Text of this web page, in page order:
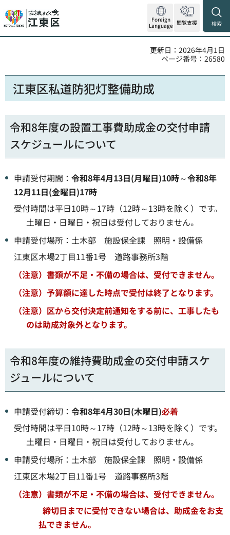
Foreign
Language 閲覧支援 検索
更新日：2026年4月1日
ページ番号：26580
江東区私道防犯灯整備助成
令和8年度の設置工事費助成金の交付申請
スケジュールについて
申請受付期間： 令和8年4月13日(月曜日)10時～令和8年
12月11日(金曜日)17時
受付時間は平日10時～17時（12時～13時を除く）です。
土曜日・日曜日・祝日は受付しておりません。
申請受付場所：土木部 施設保全課 照明・設備係
江東区木場2丁目11番1号 道路事務所3階
（注意）書類が不足・不備の場合は、受付できません。
（注意）予算額に達した時点で受付は終了となります。
（注意）区から交付決定前通知をする前に、工事したも
のは助成対象外となります。
令和8年度の維持費助成金の交付申請スケ
ジュールについて
申請受付締切： 令和8年4月30日(木曜日)必着
受付時間は平日10時～17時（12時～13時を除く）です。
土曜日・日曜日・祝日は受付しておりません。
申請受付場所：土木部 施設保全課 照明・設備係
江東区木場2丁目11番1号 道路事務所3階
（注意）書類が不足・不備の場合は、受付できません。
締切日までに受付できない場合は、助成金をお支
払できません。